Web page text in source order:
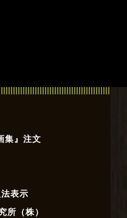
集』注文
表示
所（株）